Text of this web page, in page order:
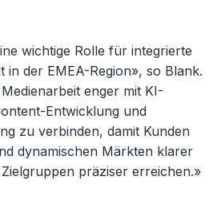
wichtige Rolle für integrierte
in der EMEA-Region», so Blank.
enger mit KI-
Entwicklung und
zu verbinden, damit Kunden
dynamischen Märkten klarer
präziser erreichen.»